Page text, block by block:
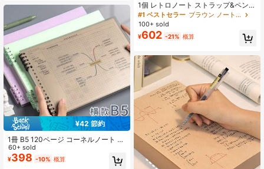
¥42 節約
1冊 B5 120ページ コーネルノート ス
パイラルノート、取り外し可能なル
ーズリーフ グリッドペーパー、横グ
リッド、学生プランナー、学校 & オ
60+ sold
¥398 -10% 概算
1個 レトロノート ストラップ&ペンダ
ント付き、取り外し可能な内ペー
ジ、PUレザー日記ジャーナルプラン
ナーノート、学用品ギフト、新学期
#1 ベストセラー
ブラウン ノートブック
100+ sold
¥602 -21% 概算